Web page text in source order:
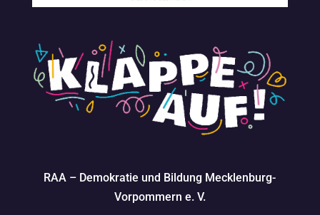
RAA – Demokratie und Bildung Mecklenburg-
Vorpommern e. V.